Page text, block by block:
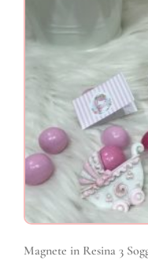
Magnete in Resina 3